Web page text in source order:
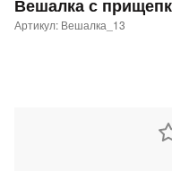
Артикул: Вешалка_13